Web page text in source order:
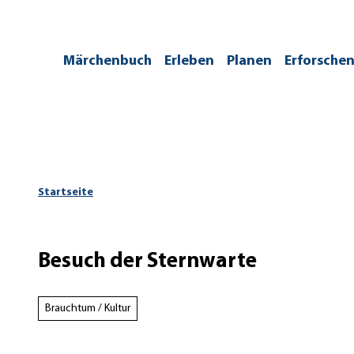
Märchenbuch Erleben Planen Erforschen
Startseite
Besuch der Sternwarte
Brauchtum / Kultur